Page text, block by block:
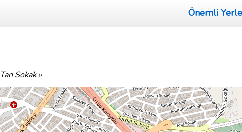
Önemli
Tan Sokak»